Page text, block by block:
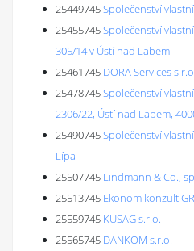
25449745Společenství
25455745Společenství
305/14 v Ústí nad Labem
25461745 DORA Services
25478745Společenství
2306/22, Ústí nad Labem,
25490745Společenství
Lípa
25507745 Lindmann & Co.,
25513745 Ekonom konzult
25559745 KUSAG s.r.o.
25565745 DANKOM s.r.o.